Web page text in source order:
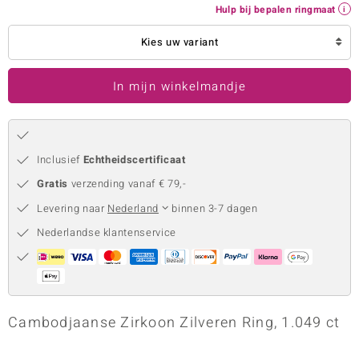
Hulp bij bepalen ringmaat
Kies uw variant
In mijn winkelmandje
Inclusief Echtheidscertificaat
Gratis verzending vanaf € 79,-
Levering naar Nederland
binnen 3-7 dagen
Nederlandse klantenservice
Cambodjaanse Zirkoon Zilveren Ring, 1.049 ct